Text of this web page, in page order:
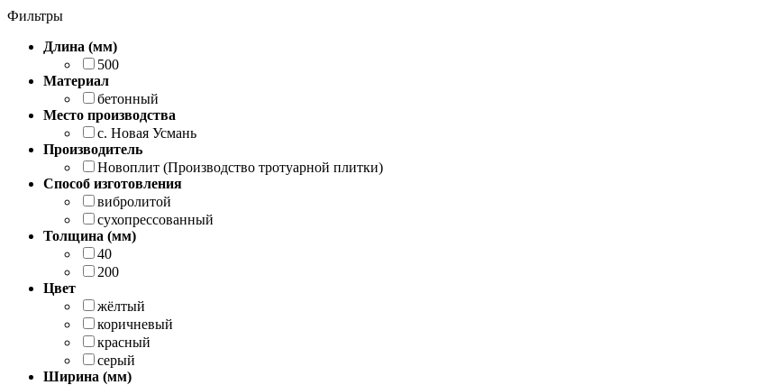
Фильтры
Длина (мм)
500
Материал
бетонный
Место производства
с. Новая Усмань
Производитель
Новоплит (Производство тротуарной плитки)
Способ изготовления
вибролитой
сухопрессованный
Толщина (мм)
40
200
Цвет
жёлтый
коричневый
красный
серый
Ширина (мм)